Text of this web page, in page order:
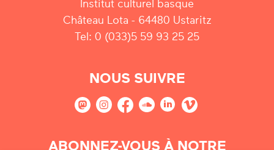
Institut culturel basque
Château Lota - 64480 Ustaritz
Tel: 0 (033)5 59 93 25 25
NOUS SUIVRE
ABONNEZ-VOUS À NOTRE